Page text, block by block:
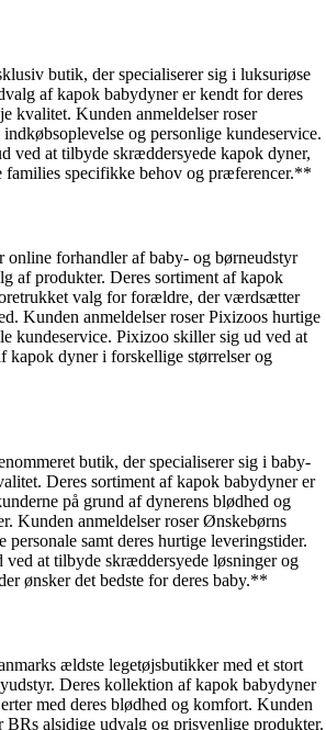
butik, der specialiserer sig i luksuriøse
af kapok babydyner er kendt for deres
kvalitet. Kunden anmeldelser roser
og personlige kundeservice.
ved at tilbyde skræddersyede kapok dyner,
families specifikke behov og præferencer.**
forhandler af baby- og børneudstyr
af produkter. Deres sortiment af kapok
valg for forældre, der værdsætter
Kunden anmeldelser roser Pixizoos hurtige
kundeservice. Pixizoo skiller sig ud ved at
kapok dyner i forskellige størrelser og
butik, der specialiserer sig i baby-
Deres sortiment af kapok babydyner er
på grund af dynerens blødhed og
Kunden anmeldelser roser Ønskebørns
personale samt deres hurtige leveringstider.
at tilbyde skræddersyede løsninger og
ønsker det bedste for deres baby.**
ældste legetøjsbutikker med et stort
Deres kollektion af kapok babydyner
med deres blødhed og komfort. Kunden
BRs alsidige udvalg og prisvenlige produkter.